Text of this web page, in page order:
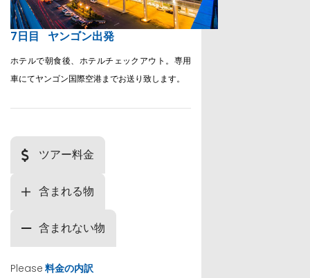
7日目 ヤンゴン出発
ホテルで朝食後、ホテルチェックアウト。専用
車にてヤンゴン国際空港までお送り致します。
ツアー料金
含まれる物
含まれない物
Please 料金の内訳